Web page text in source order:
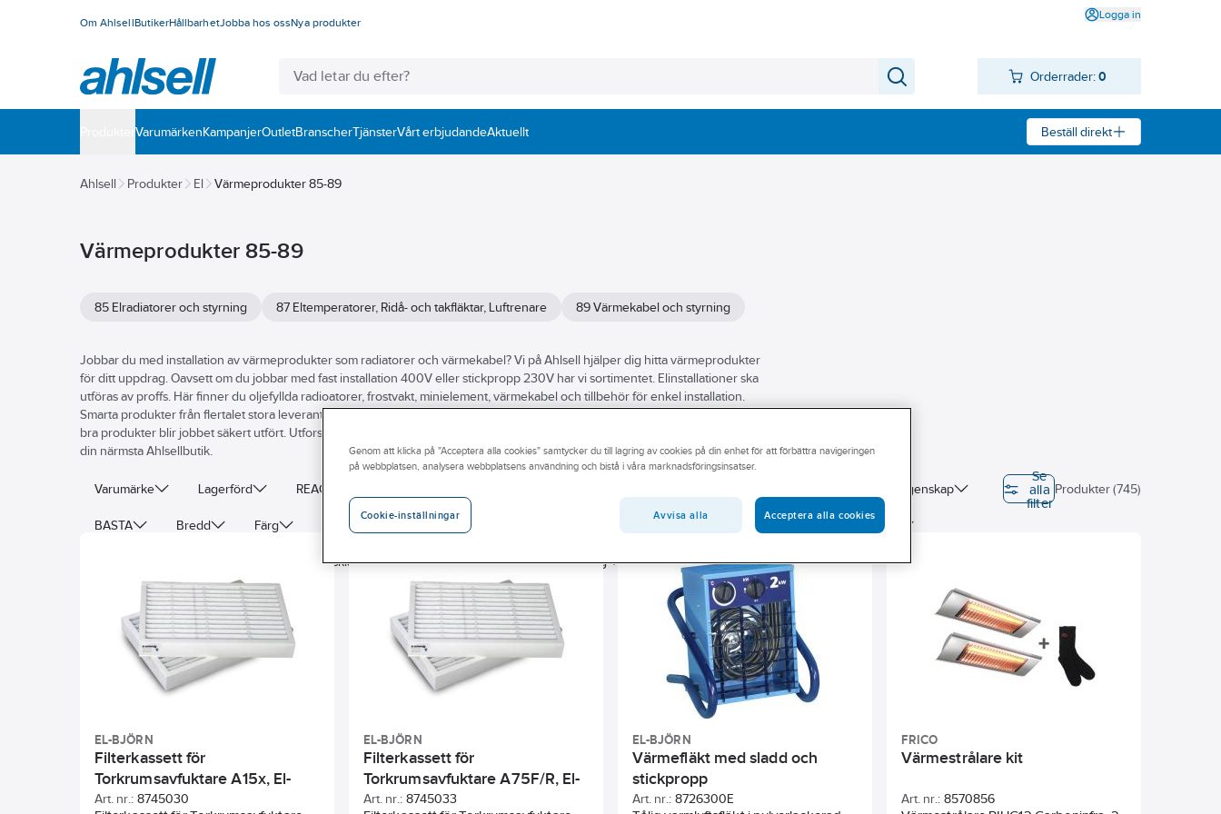
Om AhlsellButikerHållbarhetJobba hos ossNya produkter
Logga in
Orderrader: 0
VarumärkenKampanjerOutletBranscherTjänsterVårt erbjudandeAktuellt Beställ direkt
Ahlsell Produkter El Värmeprodukter 85-89
Värmeprodukter 85-89
85 Elradiatorer och styrning 87 Eltemperatorer, Ridå- och takfläktar, Luftrenare 89 Värmekabel och styrning
Jobbar du med installation av värmeprodukter som radiatorer och värmekabel? Vi på Ahlsell hjälper dig hitta värmeprodukter
för ditt uppdrag. Oavsett om du jobbar med fast installation 400V eller stickpropp 230V har vi sortimentet. Elinstallationer ska
utföras av proffs. Här finner du oljefyllda radioatorer, frostvakt, minielement, värmekabel och tillbehör för enkel installation.
Smarta produkter från flertalet stora leverantörer. Med ditt professionella kunnande inom installation av värmeprodukter och
bra produkter blir jobbet säkert utfört. Utforska vårt breda utbud av värmeprodukter och tillbehör här i webbutiken eller besök
din närmsta Ahlsellbutik.
Varumärke Lagerförd REACH – Fri från Kandidatämne Egenskap
BASTA Bredd Färg Uppvärmningseffekt Typ av tillbehör/reservdel
Kapslingsklass (IP) Längd Matningsspänning RAL-nummer Monteringsmetod Effekt
Se
alla
filter
Produkter (745)
EL-BJÖRN
Filterkassett för
Torkrumsavfuktare A15x, El-
Björn
Art. nr.: 8745030
EL-BJÖRN
Filterkassett för
Torkrumsavfuktare A75F/R, El-
Björn
Art. nr.: 8745033
EL-BJÖRN
Värmefläkt med sladd och
stickpropp
Art. nr.: 8726300E
FRICO
Värmestrålare kit
Art. nr.: 8570856
Genom att klicka på "Acceptera alla cookies" samtycker du till lagring av cookies på din enhet för att förbättra navigeringen
på webbplatsen, analysera webbplatsens användning och bistå i våra marknadsföringsinsatser.
Cookie-inställningar Avvisa alla Acceptera alla cookies